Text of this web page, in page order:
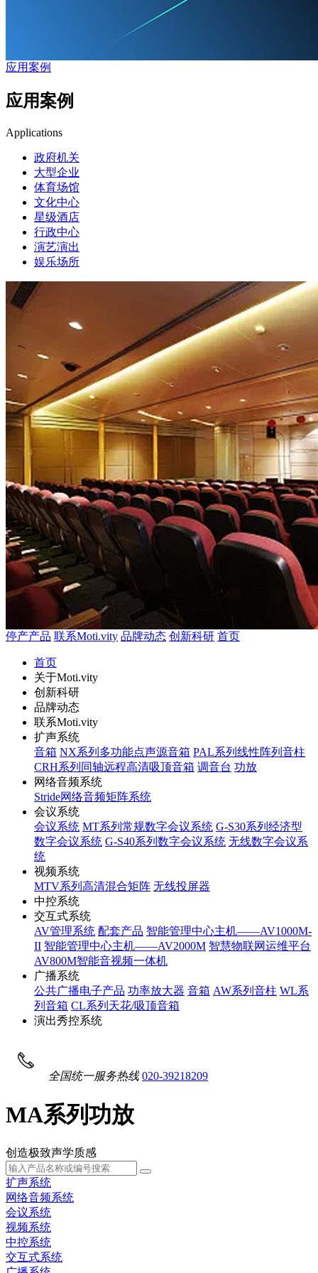
应用案例
应用案例
Applications
政府机关
大型企业
体育场馆
文化中心
星级酒店
行政中心
演艺演出
娱乐场所
停产产品 联系Moti.vity 品牌动态 创新科研 首页
首页
关于Moti.vity
创新科研
品牌动态
联系Moti.vity
扩声系统
音箱 NX系列多功能点声源音箱 PAL系列线性阵列音柱
CRH系列同轴远程高清吸顶音箱 调音台 功放
网络音频系统
Stride网络音频矩阵系统
会议系统
会议系统 MT系列常规数字会议系统 G-S30系列经济型
数字会议系统 G-S40系列数字会议系统 无线数字会议系
统
视频系统
MTV系列高清混合矩阵 无线投屏器
中控系统
交互式系统
AV管理系统 配套产品 智能管理中心主机——AV1000M-
II 智能管理中心主机——AV2000M 智慧物联网运维平台
AV800M智能音视频一体机
广播系统
公共广播电子产品 功率放大器 音箱 AW系列音柱 WL系
列音箱 CL系列天花/吸顶音箱
演出秀控系统
全国统一服务热线 020-39218209
MA系列功放
创造极致声学质感
扩声系统
网络音频系统
会议系统
视频系统
中控系统
交互式系统